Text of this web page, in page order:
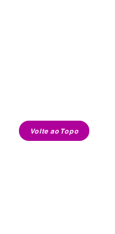
Volte ao Topo